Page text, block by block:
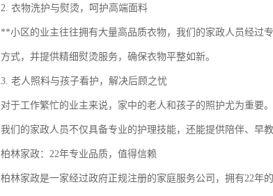
2. 衣物洗护与熨烫，呵护高端面料
**小区的业主往往拥有大量高品质衣物，我们的家政人员经过
方式，并提供精细熨烫服务，确保衣物平整如新。
3. 老人照料与孩子看护，解决后顾之忧
对于工作繁忙的业主来说，家中的老人和孩子的照护尤为重要。
我们的家政人员不仅具备专业的护理技能，还能提供陪伴、早
柏林家政：22年专业品质，值得信赖
柏林家政是一家经过政府正规注册的家庭服务公司，拥有22年